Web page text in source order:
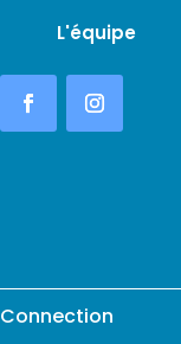
L'équipe
Connection